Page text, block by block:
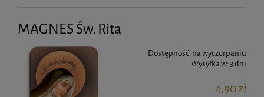
MAGNES Św. Rita
Dostępność: na wyczerpaniu
Wysyłka w:3 dni
4,90 zł